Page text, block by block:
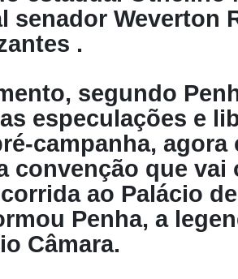
senador Weverton
.
segundo
especulações e
campanha,
convenção que
ao Palácio
Penha, a
Câmara.